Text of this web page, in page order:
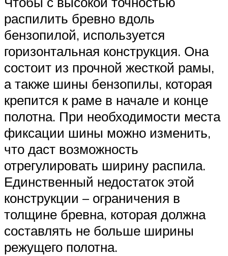
распилить бревно вдоль
бензопилой, используется
горизонтальная конструкция. Она
состоит из прочной жесткой рамы,
а также шины бензопилы, которая
крепится к раме в начале и конце
полотна. При необходимости места
фиксации шины можно изменить,
что даст возможность
отрегулировать ширину распила.
Единственный недостаток этой
конструкции – ограничения в
толщине бревна, которая должна
составлять не больше ширины
режущего полотна.